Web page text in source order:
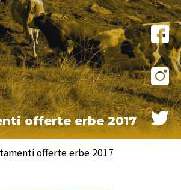
offerte erbe 2017
offerte erbe 2017